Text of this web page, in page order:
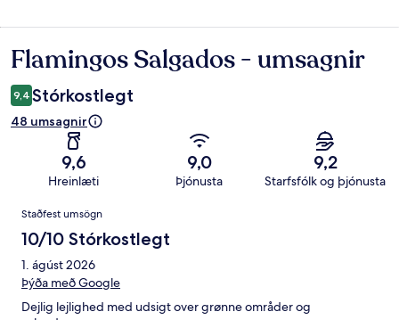
Umsagnir
Flamingos Salgados - umsagnir
9,4 Stórkostlegt
48 umsagnir
9,6
Hreinlæti
9,0
Þjónusta
9,2
Starfsfólk og þjónusta
Umsagnir
Staðfest umsögn
10/10 Stórkostlegt
1. ágúst 2026
Þýða með Google
Dejlig lejlighed med udsigt over grønne områder og